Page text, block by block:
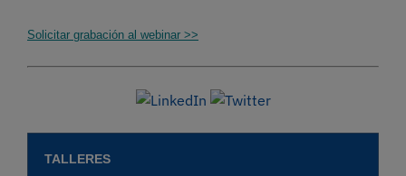
Solicitar grabación al webinar >>
TALLERES